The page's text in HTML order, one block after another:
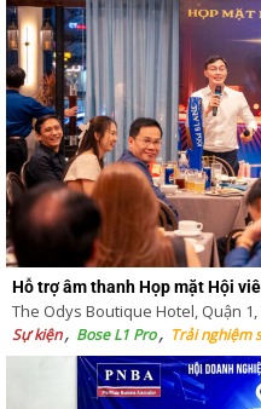
Hỗ trợ âm thanh Họp mặt Hội
The Odys Boutique Hotel, Quận 1,
Sự kiện Bose L1 Pro Trải nghiệm